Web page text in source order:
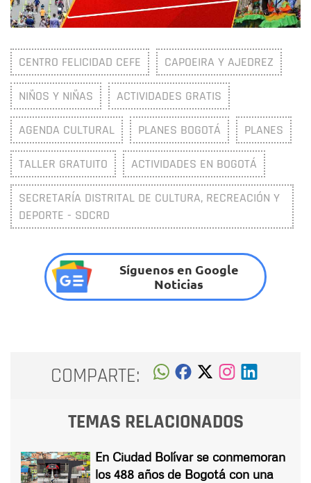
CENTRO FELICIDAD CEFE CAPOEIRA Y AJEDREZ
NIÑOS Y NIÑAS ACTIVIDADES GRATIS
AGENDA CULTURAL PLANES BOGOTÁ PLANES
TALLER GRATUITO ACTIVIDADES EN BOGOTÁ
SECRETARÍA DISTRITAL DE CULTURA, RECREACIÓN Y
DEPORTE - SDCRD
Síguenos en Google
Noticias
COMPARTE:
TEMAS RELACIONADOS
En Ciudad Bolívar se conmemoran
los 488 años de Bogotá con una